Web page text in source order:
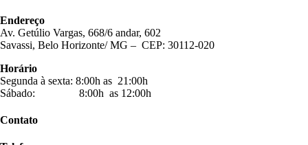
Endereço
Av. Getúlio Vargas, 668/6 andar, 602
Savassi, Belo Horizonte/ MG – CEP: 30112-020
Horário
Segunda à sexta: 8:00h as 21:00h
Sábado: 8:00h as 12:00h
Contato